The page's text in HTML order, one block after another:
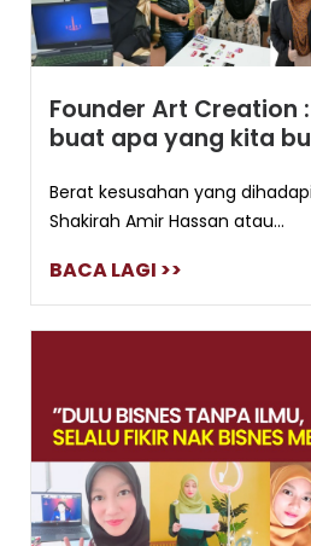
Founder Art Creation
buat apa yang kita
Berat kesusahan yang
Shakirah Amir Hassan atau...
BACA LAGI >>